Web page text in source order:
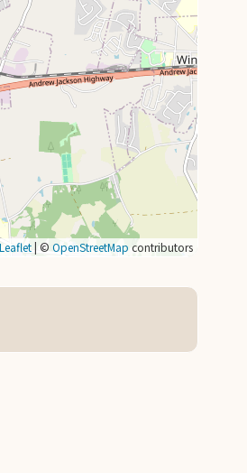
Leaflet © OpenStreetMap contributors